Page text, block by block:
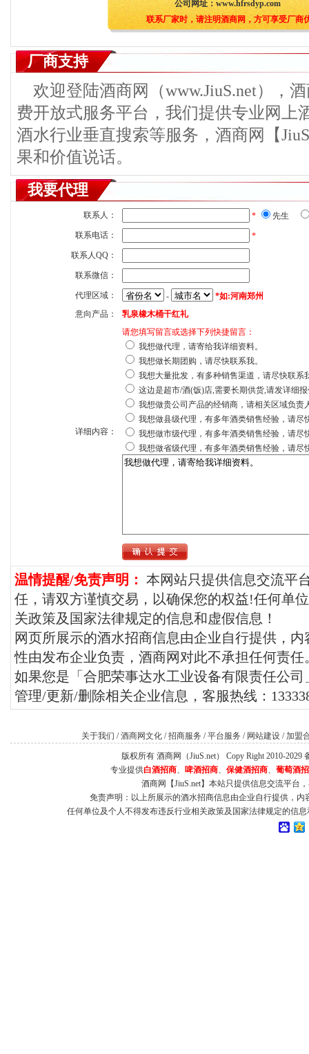
公司网址：www.hfrsdyp.com
联系厂家时，请注明酒商网，方可享受厂商
厂商支持
欢迎登陆酒商网（www.JiuS.net），
费开放式服务平台，我们提供专业网上
酒水行业垂直搜索等服务，酒商网【
果和价值说话。
我要代理
联系人： *
先生
联系电话：
*
联系人QQ：
联系微信：
代理区域： -
*如:河南郑州
意向产品：
乳泉橡木桶干红礼
详细内容：
请您填写留言或选择下列快捷留言：
我想做代理，请寄给我详细资料。
我想做长期团购，请尽快联系我。
我想大量批发，有多种销售渠道，请尽快联系
这边是超市/酒(饭)店,需要长期供货,请发详细
我想做贵公司产品的经销商，请相关区域负责
我想做县级代理，有多年酒类销售经验，请尽
我想做市级代理，有多年酒类销售经验，请尽
我想做省级代理，有多年酒类销售经验，请尽
温情提醒/免责声明： 本网站只提供信息交流平
任，请双方谨慎交易，以确保您的权益!任何单
关政策及国家法律规定的信息和虚假信息！
网页所展示的酒水招商信息由企业自行提供，
性由发布企业负责，酒商网对此不承担任何责任
如果您是「合肥荣事达水工业设备有限责任公
管理/更新/删除相关企业信息，客服热线：
关于我们 /酒商网文化 /招商服务 /平台服务 / 网站建设 /加盟
版权所有 酒商网（JiuS.net） Copy Right 2010-2029
专业提供白酒招商、 啤酒招商、 保健酒招商、 葡萄酒
酒商网【JiuS.net】本站只提供信息交流平台
免责声明：以上所展示的酒水招商信息由企业自行提供，
任何单位及个人不得发布违反行业相关政策及国家法律规定的信